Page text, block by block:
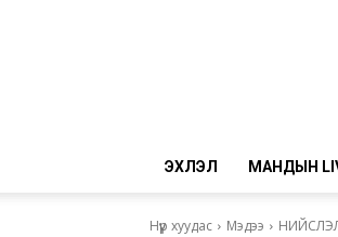
ЭХЛЭЛ МАНДЫН
Нүүр хуудас Мэдээ